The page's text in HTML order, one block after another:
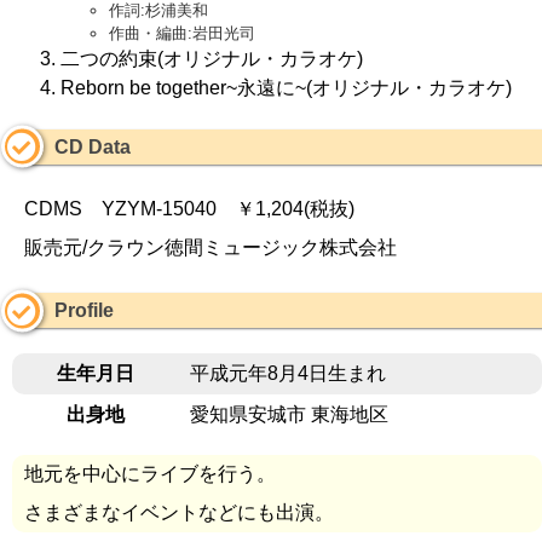
作詞:杉浦美和
作曲・編曲:岩田光司
二つの約束(オリジナル・カラオケ)
Reborn be together~永遠に~(オリジナル・カラオケ)
CD Data
CDMS YZYM-15040 ￥1,204(税抜)
販売元/クラウン徳間ミュージック株式会社
Profile
生年月日
平成元年8月4日生まれ
出身地
愛知県安城市 東海地区
地元を中心にライブを行う。
さまざまなイベントなどにも出演。